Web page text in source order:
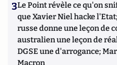
3Le Point révèle ce qu'on
que Xavier Niel hacke
russe donne une leçon de
australien une leçon de
DGSE une d'arrogance;
Macron